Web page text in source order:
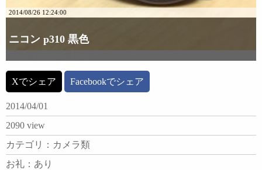
2014/08/26 12:24:00
ニコン p310 黒色
Xでシェア Facebookでシェア
2014/04/01
2090 view
カテゴリ：カメラ類
お礼：あり